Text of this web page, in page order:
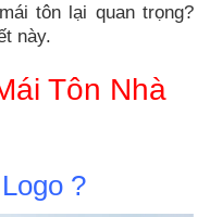
tôn lại quan trọng?
này.
Tôn Nhà
?